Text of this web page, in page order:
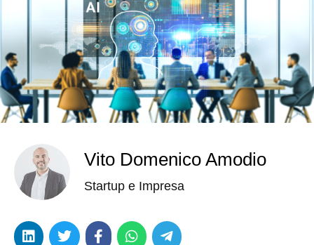
Vito Domenico Amodio
Startup e Impresa